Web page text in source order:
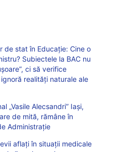
de stat în Educație: Cine o
Subiectele la BAC nu
ci să verifice
realități naturale ale
„Vasile Alecsandri” Iași,
de mită, rămâne în
Administrație
aflați în situații medicale